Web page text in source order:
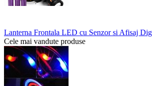
Lanterna Frontala LED cu Senzor si Afisaj
Cele mai vandute produse